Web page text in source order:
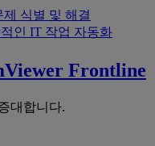
제 식별 및 해결
인 IT 작업 자동화
Frontline
대합니다.